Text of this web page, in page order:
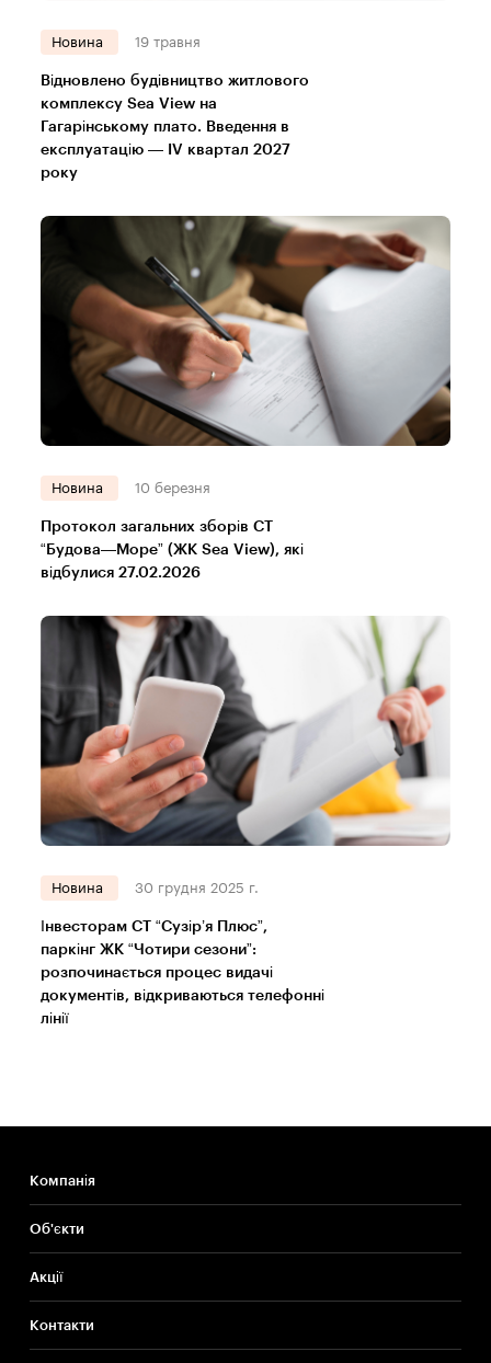
Новина 19 травня
Відновлено будівництво житлового
комплексу Sea View на
Гагарінському плато. Введення в
експлуатацію — IV квартал 2027
року
Новина 10 березня
Протокол загальних зборів СТ
“Будова—Море” (ЖК Sea View), які
відбулися 27.02.2026
Новина 30 грудня 2025 г.
Інвесторам СТ “Сузір’я Плюс”,
паркінг ЖК “Чотири сезони”:
розпочинається процес видачі
документів, відкриваються телефонні
лінії
Компанія
Об'єкти
Акції
Контакти